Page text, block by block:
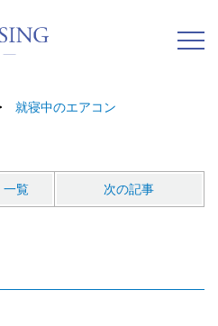
就寝中のエアコン
一覧 次の記事